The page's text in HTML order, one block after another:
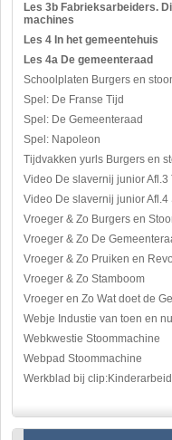
Les 3b Fabrieksarbeiders.
machines
Les 4 In het gemeentehuis
Les 4a De gemeenteraad
Schoolplaten Burgers en
Spel: De Franse Tijd
Spel: De Gemeenteraad
Spel: Napoleon
Tijdvakken yurls Burgers en
Video De slavernij junior Afl.3
Video De slavernij junior Afl.4
Vroeger & Zo Burgers en
Vroeger & Zo De
Vroeger & Zo Pruiken en
Vroeger & Zo Stamboom
Vroeger en Zo Wat doet de
Webje Industie van toen en nu
Webkwestie Stoommachine
Webpad Stoommachine
Werkblad bij